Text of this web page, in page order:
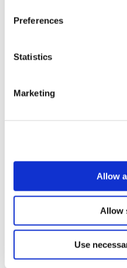
Preferences
Statistics
Marketing
Allow
Allow
Use
Wenn Sie Fragen haben
sagen wollen.
Finden Sie Ihren
+386 4 572 77 34
Nachricht senden